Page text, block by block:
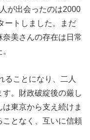
が出会ったのは2000
ートしました。まだ
美さんの存在は日常
ることになり、二人
。財政破綻後の厳し
東京から支え続けま
ことなく、互いに信頼